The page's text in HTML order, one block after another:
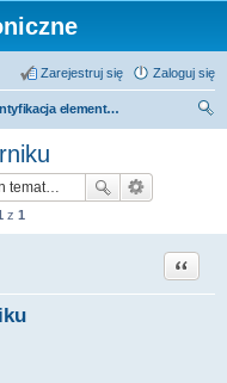
Zaloguj się
Zarejestruj się
Identyfikacja elementów
z 1
Cytuj